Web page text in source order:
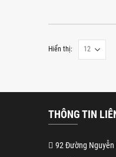
Hiển thị:
THÔNG TIN
92 Đường Nguyễn